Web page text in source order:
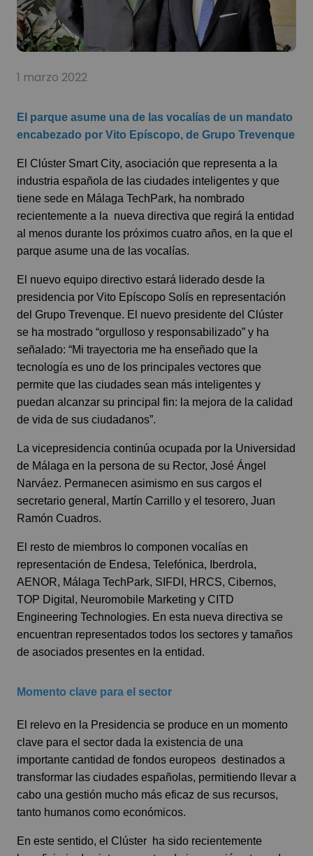
1 marzo 2022
El parque asume una de las vocalías de un mandato
encabezado por Vito Epíscopo, de Grupo Trevenque
El Clúster Smart City, asociación que representa a la
industria española de las ciudades inteligentes y que
tiene sede en Málaga TechPark, ha nombrado
recientemente a la nueva directiva que regirá la entidad
al menos durante los próximos cuatro años, en la que el
parque asume una de las vocalías.
El nuevo equipo directivo estará liderado desde la
presidencia por Vito Epíscopo Solís en representación
del Grupo Trevenque. El nuevo presidente del Clúster
se ha mostrado “orgulloso y responsabilizado” y ha
señalado: “Mi trayectoria me ha enseñado que la
tecnología es uno de los principales vectores que
permite que las ciudades sean más inteligentes y
puedan alcanzar su principal fin: la mejora de la calidad
de vida de sus ciudadanos”.
La vicepresidencia continúa ocupada por la Universidad
de Málaga en la persona de su Rector, José Ángel
Narváez. Permanecen asimismo en sus cargos el
secretario general, Martín Carrillo y el tesorero, Juan
Ramón Cuadros.
El resto de miembros lo componen vocalías en
representación de Endesa, Telefónica, Iberdrola,
AENOR, Málaga TechPark, SIFDI, HRCS, Cibernos,
TOP Digital, Neuromobile Marketing y CITD
Engineering Technologies. En esta nueva directiva se
encuentran representados todos los sectores y tamaños
de asociados presentes en la entidad.
Momento clave para el sector
El relevo en la Presidencia se produce en un momento
clave para el sector dada la existencia de una
importante cantidad de fondos europeos destinados a
transformar las ciudades españolas, permitiendo llevar a
cabo una gestión mucho más eficaz de sus recursos,
tanto humanos como económicos.
En este sentido, el Clúster ha sido recientemente